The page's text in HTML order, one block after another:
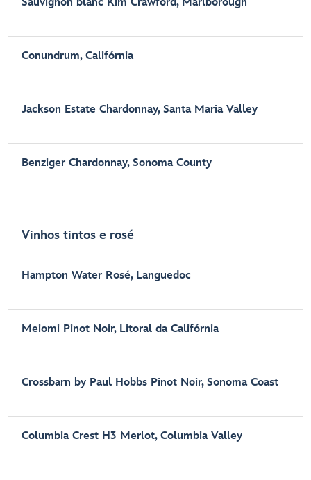
Conundrum, Califórnia
Jackson Estate Chardonnay, Santa Maria Valley
Benziger Chardonnay, Sonoma County
Vinhos tintos e rosé
Hampton Water Rosé, Languedoc
Meiomi Pinot Noir, Litoral da Califórnia
Crossbarn by Paul Hobbs Pinot Noir, Sonoma Coast
Columbia Crest H3 Merlot, Columbia Valley